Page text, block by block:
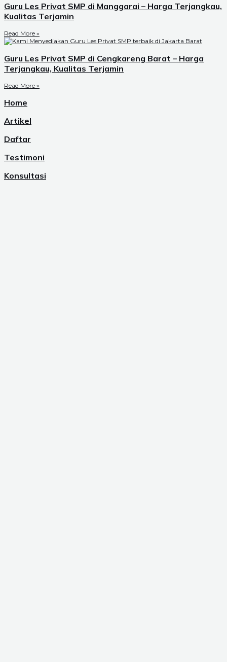
Guru Les Privat SMP di Manggarai – Harga Terjangkau,
Kualitas Terjamin
Read More »
Guru Les Privat SMP di Cengkareng Barat – Harga
Terjangkau, Kualitas Terjamin
Read More »
Home
Artikel
Daftar
Testimoni
Konsultasi